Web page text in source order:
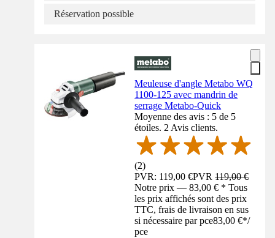
Réservation possible
Meuleuse d'angle Metabo WQ
1100-125 avec mandrin de
serrage Metabo-Quick
Moyenne des avis : 5 de 5
étoiles. 2 Avis clients.
(2)
PVR: 119,00 €PVR119,00 €
Notre prix — 83,00 € * Tous
les prix affichés sont des prix
TTC, frais de livraison en sus
si nécessaire par pce83,00 €*/
pce